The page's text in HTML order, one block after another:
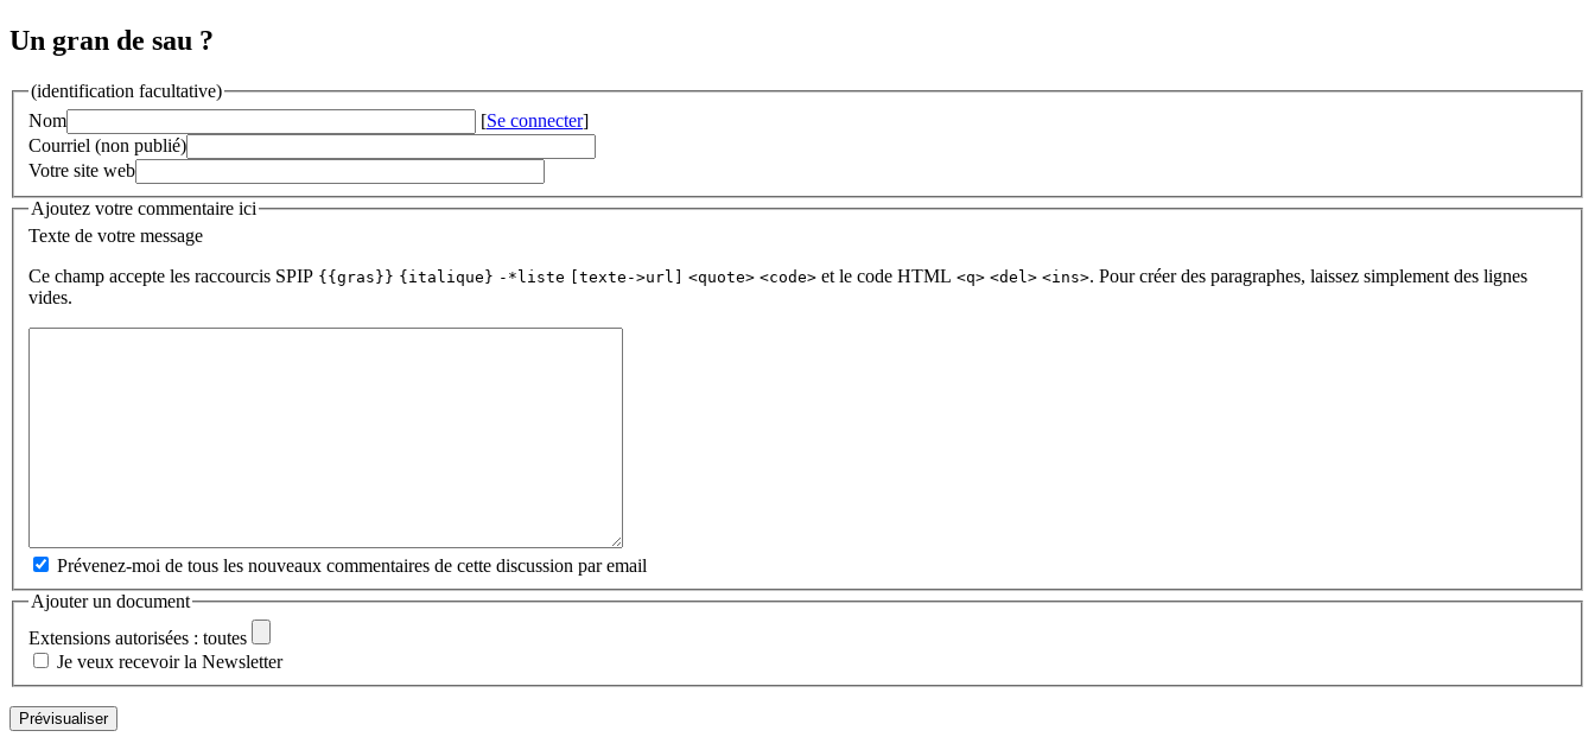
Un gran de sau ?
(identification facultative)
Nom
[Se connecter]
Courriel (non publié)
Votre site web
Ajoutez votre commentaire ici
Texte de votre message
Ce champ accepte les raccourcis SPIP {{gras}} {italique} -*liste [texte->url] <quote> <code> et le code HTML <q> <del> <ins>. Pour créer des paragraphes, laissez simplement des lignes
vides.
Prévenez-moi de tous les nouveaux commentaires de cette discussion par email
Ajouter un document
Extensions autorisées : toutes
Je veux recevoir la Newsletter